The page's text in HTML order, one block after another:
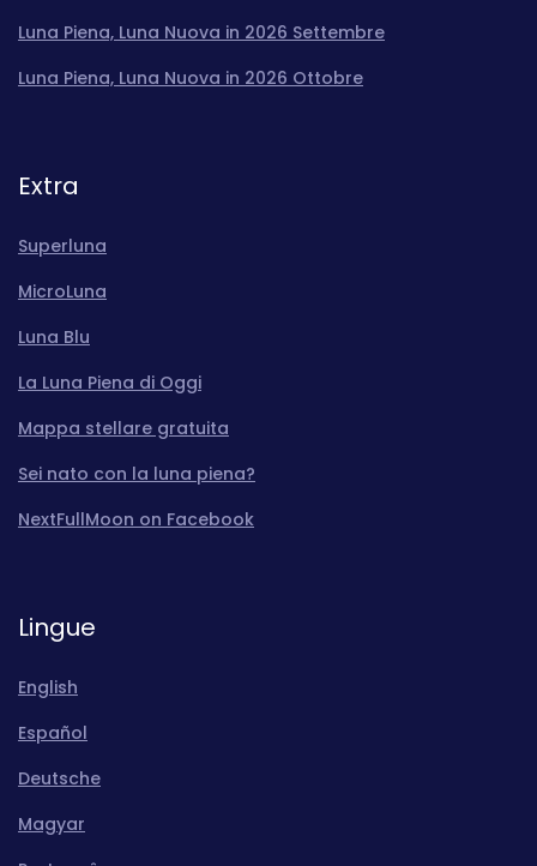
Luna Piena, Luna Nuova in 2026 Settembre
Luna Piena, Luna Nuova in 2026 Ottobre
Extra
Superluna
MicroLuna
Luna Blu
La Luna Piena di Oggi
Mappa stellare gratuita
Sei nato con la luna piena?
NextFullMoon on Facebook
Lingue
English
Español
Deutsche
Magyar